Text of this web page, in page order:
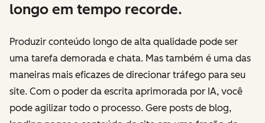
longo em tempo recorde.
Produzir conteúdo longo de alta qualidade pode ser
uma tarefa demorada e chata. Mas também é uma das
maneiras mais eficazes de direcionar tráfego para seu
site. Com o poder da escrita aprimorada por IA, você
pode agilizar todo o processo. Gere posts de blog,